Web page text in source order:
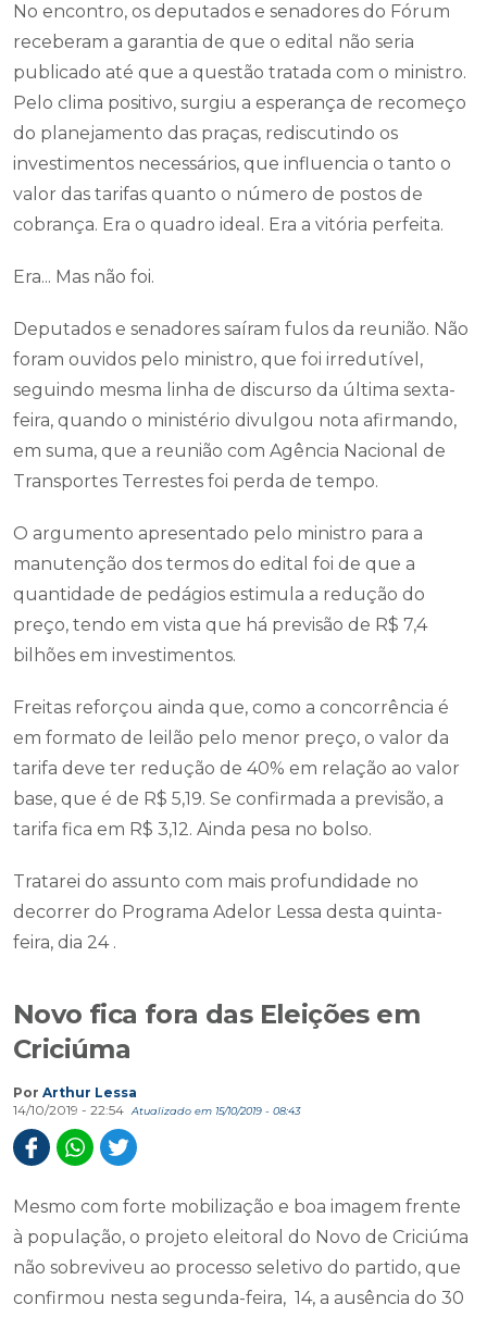
No encontro, os deputados e senadores do Fórum
receberam a garantia de que o edital não seria
publicado até que a questão tratada com o ministro.
Pelo clima positivo, surgiu a esperança de recomeço
do planejamento das praças, rediscutindo os
investimentos necessários, que influencia o tanto o
valor das tarifas quanto o número de postos de
cobrança. Era o quadro ideal. Era a vitória perfeita.
Era... Mas não foi.
Deputados e senadores saíram fulos da reunião. Não
foram ouvidos pelo ministro, que foi irredutível,
seguindo mesma linha de discurso da última sexta-
feira, quando o ministério divulgou nota afirmando,
em suma, que a reunião com Agência Nacional de
Transportes Terrestes foi perda de tempo.
O argumento apresentado pelo ministro para a
manutenção dos termos do edital foi de que a
quantidade de pedágios estimula a redução do
preço, tendo em vista que há previsão de R$ 7,4
bilhões em investimentos.
Freitas reforçou ainda que, como a concorrência é
em formato de leilão pelo menor preço, o valor da
tarifa deve ter redução de 40% em relação ao valor
base, que é de R$ 5,19. Se confirmada a previsão, a
tarifa fica em R$ 3,12. Ainda pesa no bolso.
Tratarei do assunto com mais profundidade no
decorrer do Programa Adelor Lessa desta quinta-
feira, dia 24 .
Novo fica fora das Eleições em
Criciúma
Por Arthur Lessa
14/10/2019 - 22:54
Atualizado em 15/10/2019 - 08:43
Mesmo com forte mobilização e boa imagem frente
à população, o projeto eleitoral do Novo de Criciúma
não sobreviveu ao processo seletivo do partido, que
confirmou nesta segunda-feira, 14, a ausência do 30